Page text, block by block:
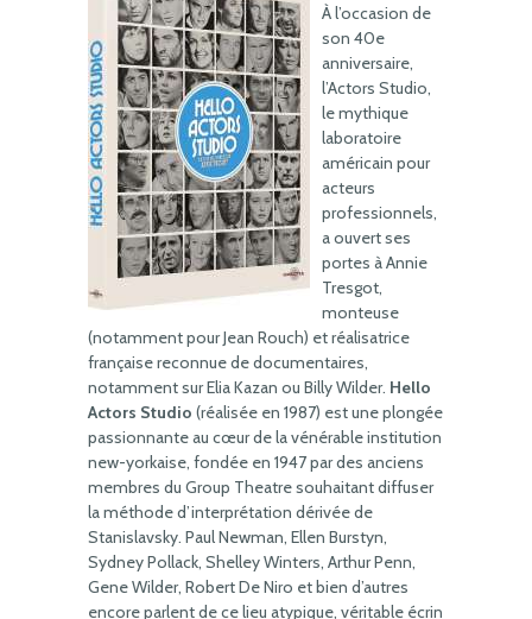
À l’occasion de
son 40e
anniversaire,
l’Actors Studio,
le mythique
laboratoire
américain pour
acteurs
professionnels,
a ouvert ses
portes à Annie
Tresgot,
monteuse
(notamment pour Jean Rouch) et réalisatrice
française reconnue de documentaires,
notamment sur Elia Kazan ou Billy Wilder. Hello
Actors Studio (réalisée en 1987) est une plongée
passionnante au cœur de la vénérable institution
new-yorkaise, fondée en 1947 par des anciens
membres du Group Theatre souhaitant diffuser
la méthode d’interprétation dérivée de
Stanislavsky. Paul Newman, Ellen Burstyn,
Sydney Pollack, Shelley Winters, Arthur Penn,
Gene Wilder, Robert De Niro et bien d’autres
encore parlent de ce lieu atypique, véritable écrin